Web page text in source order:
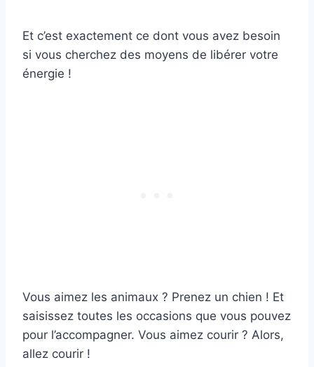
Et c’est exactement ce dont vous avez besoin
si vous cherchez des moyens de libérer votre
énergie !
Vous aimez les animaux ? Prenez un chien ! Et
saisissez toutes les occasions que vous pouvez
pour l’accompagner. Vous aimez courir ? Alors,
allez courir !